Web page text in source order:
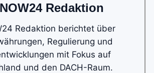
Redaktion
Redaktion berichtet über
Regulierung und
mit Fokus auf
und den DACH-Raum.